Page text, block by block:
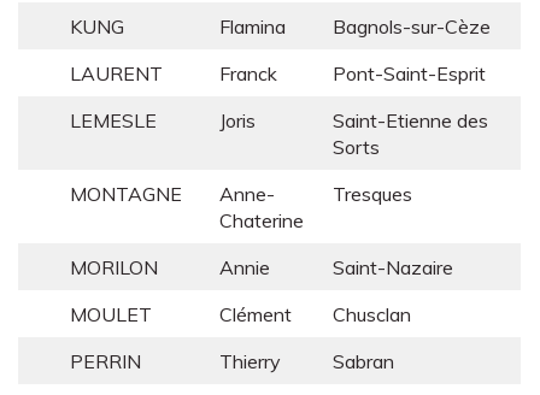
KUNG
Flamina
Bagnols-sur-Cèze
LAURENT
Franck
Pont-Saint-Esprit
LEMESLE
Joris
Saint-Etienne des
Sorts
MONTAGNE
Anne-
Chaterine
Tresques
MORILON Annie
Saint-Nazaire
MOULET
Clément
Chusclan
PERRIN
Thierry
Sabran